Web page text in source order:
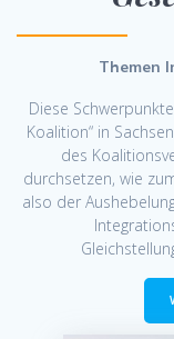
Themen
Diese
Koalition“ in
des
durchsetzen, wie
also der